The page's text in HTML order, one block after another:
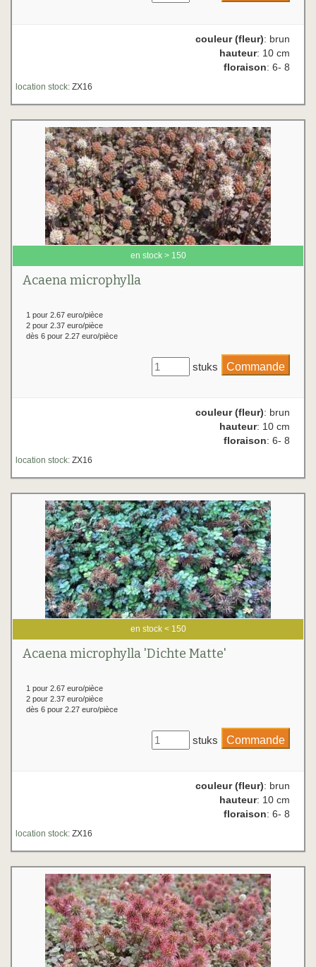
couleur (fleur): brun
hauteur: 10 cm
floraison: 6- 8
location stock: ZX16
en stock > 150
Acaena microphylla
1 pour 2.67 euro/pièce
2 pour 2.37 euro/pièce
dès 6 pour 2.27 euro/pièce
stuks
couleur (fleur): brun
hauteur: 10 cm
floraison: 6- 8
location stock: ZX16
en stock < 150
Acaena microphylla 'Dichte Matte'
1 pour 2.67 euro/pièce
2 pour 2.37 euro/pièce
dès 6 pour 2.27 euro/pièce
stuks
couleur (fleur): brun
hauteur: 10 cm
floraison: 6- 8
location stock: ZX16